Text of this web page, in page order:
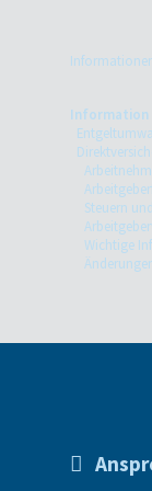
Information
Steuern
Wichtige